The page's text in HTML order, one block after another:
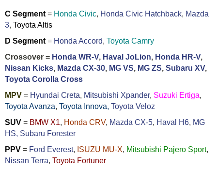
C Segment = Honda Civic, Honda Civic Hatchback, Mazda
3, Toyota Altis
D Segment = Honda Accord, Toyota Camry
Crossover = Honda WR-V, Haval JoLion, Honda HR-V,
Nissan Kicks, Mazda CX-30, MG VS, MG ZS, Subaru XV,
Toyota Corolla Cross
MPV = Hyundai Creta, Mitsubishi Xpander, Suzuki Ertiga,
Toyota Avanza, Toyota Innova, Toyota Veloz
SUV = BMW X1, Honda CRV, Mazda CX-5, Haval H6, MG
HS, Subaru Forester
PPV = Ford Everest, ISUZU MU-X, Mitsubishi Pajero Sport,
Nissan Terra, Toyota Fortuner